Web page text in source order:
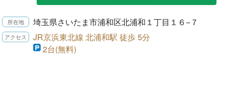
埼玉県さいたま市浦和区北浦和１丁目１６−７
JR京浜東北線 北浦和駅 徒歩 5分
2台(無料)